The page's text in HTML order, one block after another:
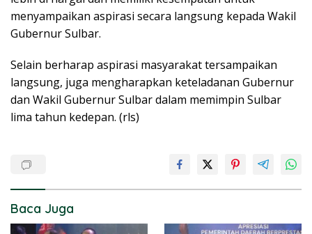
menyampaikan aspirasi secara langsung kepada Wakil
Gubernur Sulbar.
Selain berharap aspirasi masyarakat tersampaikan
langsung, juga mengharapkan keteladanan Gubernur
dan Wakil Gubernur Sulbar dalam memimpin Sulbar
lima tahun kedepan. (rls)
Baca Juga